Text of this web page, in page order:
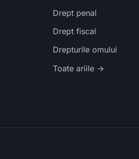
Drept penal
Drept fiscal
Drepturile omului
Toate ariile →